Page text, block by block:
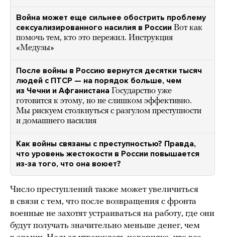
Война может еще сильнее обострить проблему
сексуализированного насилия в России Вот как
помочь тем, кто это пережил. Инструкция
«Медузы»
После войны в Россию вернутся десятки тысяч
людей с ПТСР — на порядок больше, чем
из Чечни и Афганистана Государство уже
готовится к этому, но не слишком эффективно.
Мы рискуем столкнуться с разгулом преступности
и домашнего насилия
Как войны связаны с преступностью? Правда,
что уровень жестокости в России повышается
из-за того, что она воюет?
Число преступлений также может увеличиться
в связи с тем, что после возвращения с фронта
военные не захотят устраиваться на работу, где они
будут получать значительно меньше денег, чем